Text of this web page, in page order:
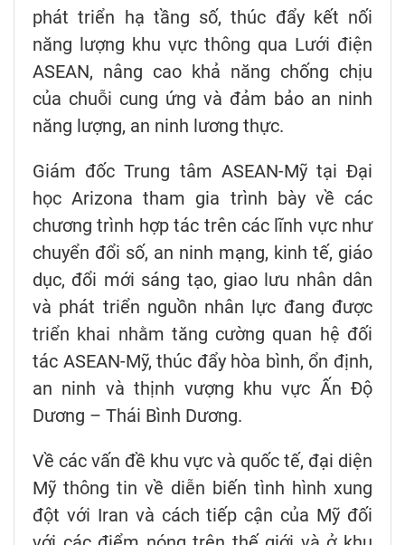
phát triển hạ tầng số, thúc đẩy kết nối
năng lượng khu vực thông qua Lưới điện
ASEAN, nâng cao khả năng chống chịu
của chuỗi cung ứng và đảm bảo an ninh
năng lượng, an ninh lương thực.
Giám đốc Trung tâm ASEAN-Mỹ tại Đại
học Arizona tham gia trình bày về các
chương trình hợp tác trên các lĩnh vực như
chuyển đổi số, an ninh mạng, kinh tế, giáo
dục, đổi mới sáng tạo, giao lưu nhân dân
và phát triển nguồn nhân lực đang được
triển khai nhằm tăng cường quan hệ đối
tác ASEAN-Mỹ, thúc đẩy hòa bình, ổn định,
an ninh và thịnh vượng khu vực Ấn Độ
Dương – Thái Bình Dương.
Về các vấn đề khu vực và quốc tế, đại diện
Mỹ thông tin về diễn biến tình hình xung
đột với Iran và cách tiếp cận của Mỹ đối